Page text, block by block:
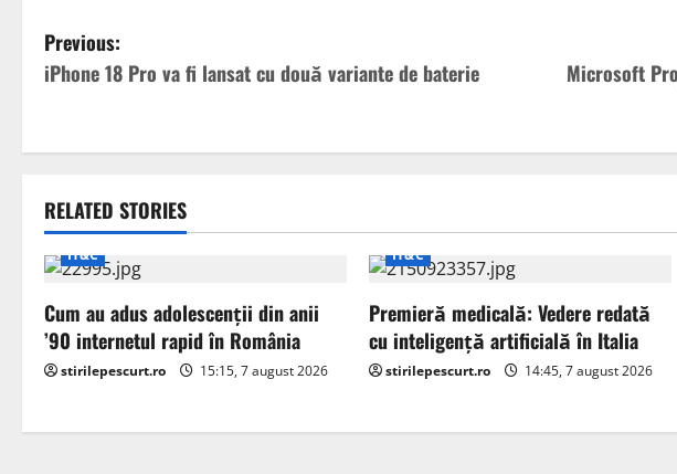
P
o
s
n
a
v
i
g
Previous:
iPhone 18 Pro va fi lansat cu două variante de baterie
Microsoft
RELATED STORIES
IT&C
Cum au adus adolescenții din anii
’90 internetul rapid în România
stirilepescurt.ro 15:15, 7 august 2026
IT&C
Premieră medicală: Vedere redată
cu inteligență artificială în Italia
stirilepescurt.ro 14:45, 7 august 2026